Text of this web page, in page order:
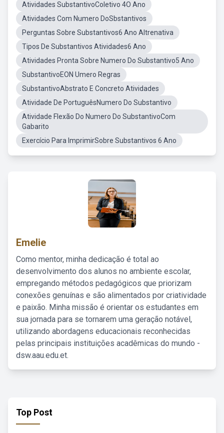
Atividades SubstantivoColetivo 4O Ano
Atividades Com Numero DoSbstantivos
Perguntas Sobre Substantivos6 Ano Altrenativa
Tipos De Substantivos Atividades6 Ano
Atividades Pronta Sobre Numero Do Substantivo5 Ano
SubstantivoEON Umero Regras
SubstantivoAbstrato E Concreto Atividades
Atividade De PortuguêsNumero Do Substantivo
Atividade Flexão Do Numero Do SubstantivoCom
Gabarito
Exercício Para ImprimirSobre Substantivos 6 Ano
Emelie
Como mentor, minha dedicação é total ao
desenvolvimento dos alunos no ambiente escolar,
empregando métodos pedagógicos que priorizam
conexões genuínas e são alimentados por criatividade
e paixão. Minha missão é orientar os estudantes em
sua jornada para se tornarem uma geração notável,
utilizando abordagens educacionais reconhecidas
pelas principais instituições acadêmicas do mundo -
dsw.aau.edu.et.
Top Post